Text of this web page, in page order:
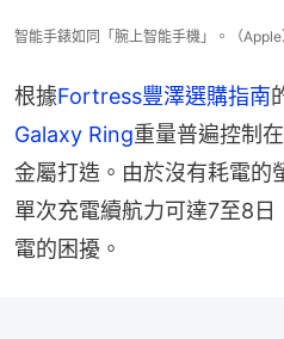
智能手錶如同「腕上智能手機」。（Apple
根據Fortress豐澤選購指南
Galaxy Ring重量普遍控制
金屬打造。由於沒有耗電的
單次充電續航力可達7至8
電的困擾。